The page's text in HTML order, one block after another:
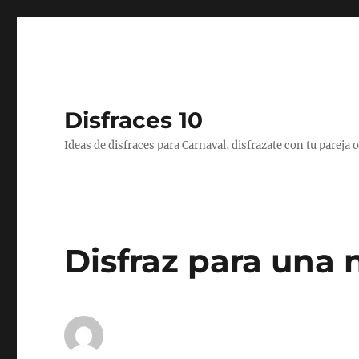
Disfraces 10
Ideas de disfraces para Carnaval, disfrazate con tu pareja
Disfraz para una